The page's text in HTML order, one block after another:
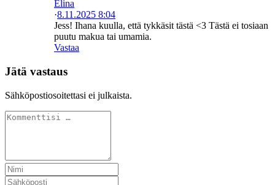
Elina
·8.11.2025 8:04
Jess! Ihana kuulla, että tykkäsit tästä <3 Tästä ei tosiaan
puutu makua tai umamia.
Vastaa
Jätä vastaus
Sähköpostiosoitettasi ei julkaista.